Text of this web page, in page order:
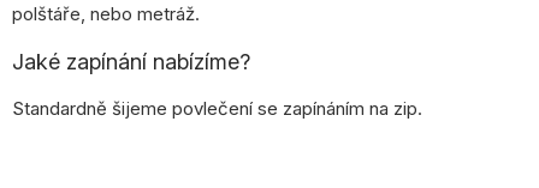
polštáře, nebo metráž.
Jaké zapínání nabízíme?
Standardně šijeme povlečení se zapínáním na zip.